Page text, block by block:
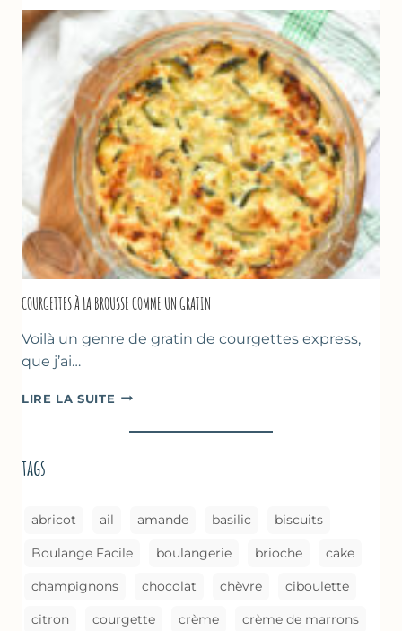
ÉPAISSE
À
LA
FARINE
DE
POIS
CHICHE
–
CUISSON
AU
FOUR
COURGETTES À LA BROUSSE COMME UN GRATIN
Voilà un genre de gratin de courgettes express,
que j’ai…
LIRE LA SUITE COURGETTES
LA
tags
abricot ail amande basilic biscuits
Boulange Facile boulangerie brioche cake
champignons chocolat chèvre ciboulette
citron courgette crème crème de marrons